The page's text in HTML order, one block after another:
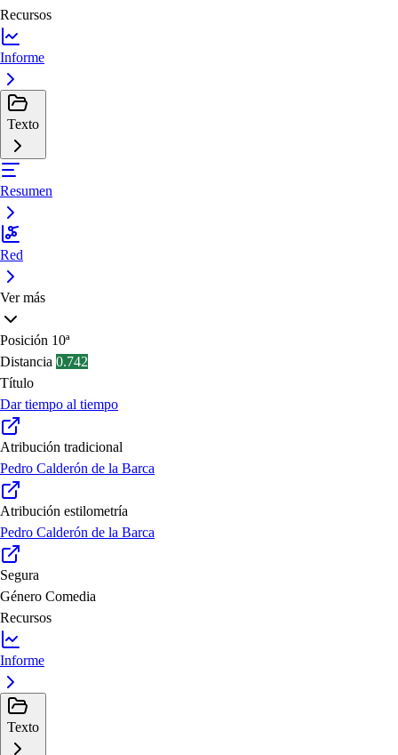
Recursos
Informe
Texto
Resumen
Red
Ver más
Posición 10ª
Distancia 0.742
Título
Dar tiempo al tiempo
Atribución tradicional
Pedro Calderón de la Barca
Atribución estilometría
Pedro Calderón de la Barca
Segura
Género Comedia
Recursos
Informe
Texto